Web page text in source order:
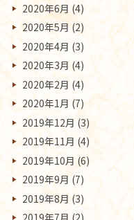
2020年6月 (4)
2020年5月 (2)
2020年4月 (3)
2020年3月 (4)
2020年2月 (4)
2020年1月 (7)
2019年12月 (3)
2019年11月 (4)
2019年10月 (6)
2019年9月 (7)
2019年8月 (3)
2019年7月 (2)